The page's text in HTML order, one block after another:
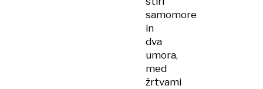
samomore
in
dva
umora,
med
žrtvami